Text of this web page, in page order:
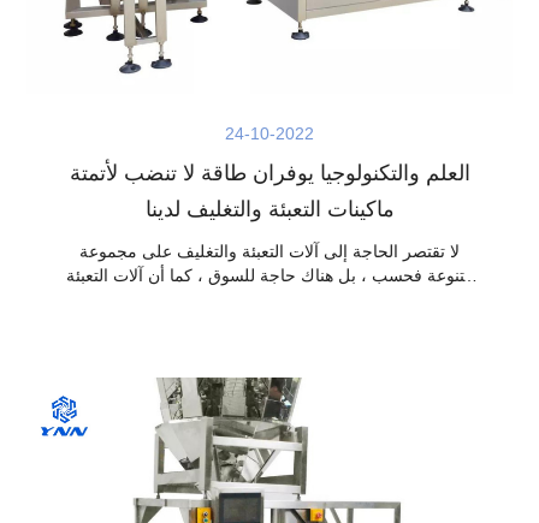
24-10-2022
العلم والتكنولوجيا يوفران طاقة لا تنضب لأتمتة
ماكينات التعبئة والتغليف لدينا
لا تقتصر الحاجة إلى آلات التعبئة والتغليف على مجموعة
متنوعة فحسب ، بل هناك حاجة للسوق ، كما أن آلات التعبئة